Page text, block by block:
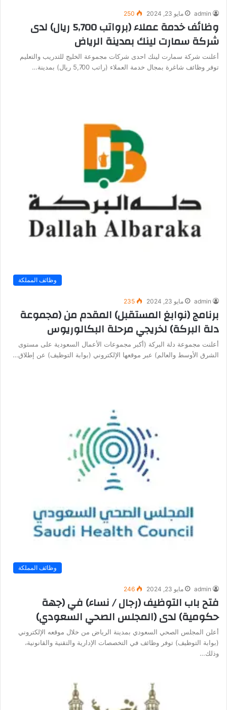
admin مايو 23, 2024 250
وظائف خدمة عملاء (برواتب 5,700 ريال) لدى
شركة سمارت لينك بمدينة الرياض
أعلنت شركة سمارت لينك احدى شركات مجموعة الخليج للتدريب والتعليم
توفر وظائف شاغرة بمجال خدمة العملاء (راتب 5,700 ريال) بمدينة…
وظائف المملكة
admin مايو 23, 2024 235
برنامج (نوابغ المستقبل) المقدم من (مجموعة
دلة البركة) لخريجي مرحلة البكالوريوس
أعلنت مجموعة دلة البركة (أكبر مجموعات الأعمال السعودية على مستوى
الشرق الأوسط والعالم) عبر موقعها الإلكتروني (بوابة التوظيف) عن إطلاق…
وظائف المملكة
admin مايو 23, 2024 246
فتح باب التوظيف (رجال / نساء) في (جهة
حكومية) لدى (المجلس الصحي السعودي)
أعلن المجلس الصحي السعودي بمدينة الرياض من خلال موقعه الإلكتروني
(بوابة التوظيف) توفر وظائف في التخصصات الإدارية والتقنية والقانونية،
وذلك…